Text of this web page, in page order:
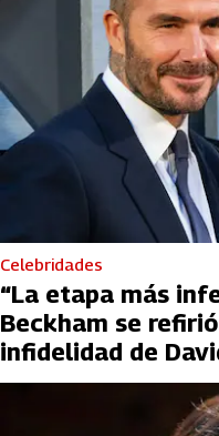
Celebridades
“La etapa más
Beckham se
infidelidad de